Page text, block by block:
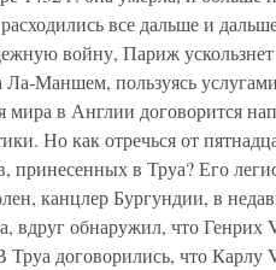
все дальше и
войну, Париж
Ла-Маншем, пользуясь
мира в Англии договорится
Но как отречься от
принесенных в Труа? Его
канцлер Бургундии, в
вдруг обнаружил, что Генрих
договорились, что Карлу